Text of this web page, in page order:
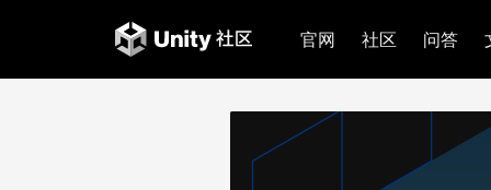
官网 社区 问答